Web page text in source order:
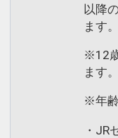
以降
ます。
※12
ます。
※年齢
・JR